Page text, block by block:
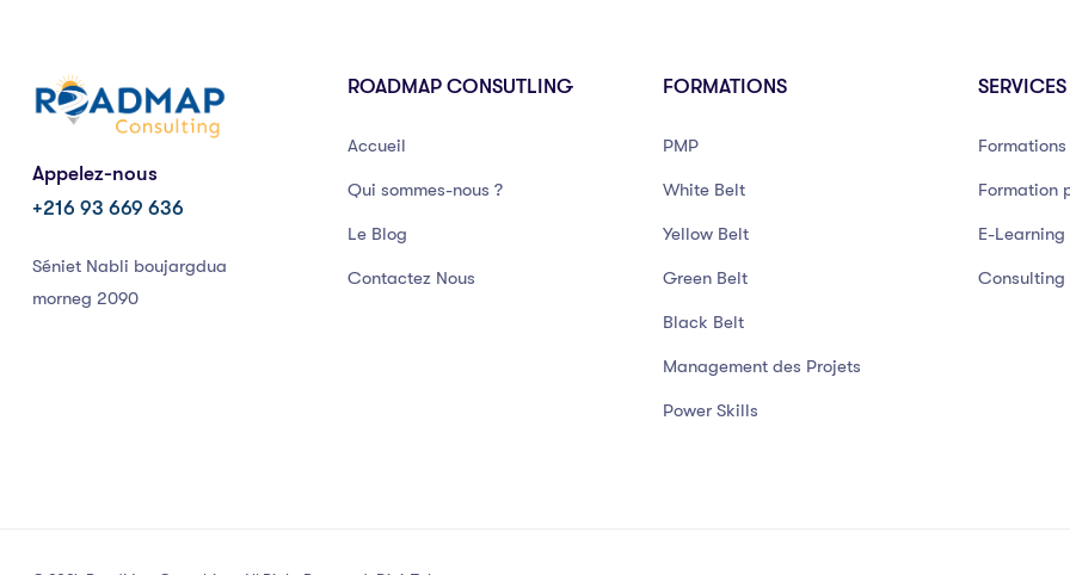
Appelez-nous
+216 93 669 636
Séniet Nabli boujargdua
morneg 2090
ROADMAP CONSUTLING
Accueil
Qui sommes-nous ?
Le Blog
Contactez Nous
FORMATIONS
PMP
White Belt
Yellow Belt
Green Belt
Black Belt
Management des Projets
Power Skills
SERVICES
Formation
E-Learning
Consulting